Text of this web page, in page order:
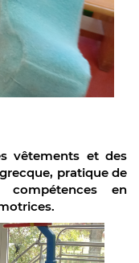
vêtements et des
pratique de
en